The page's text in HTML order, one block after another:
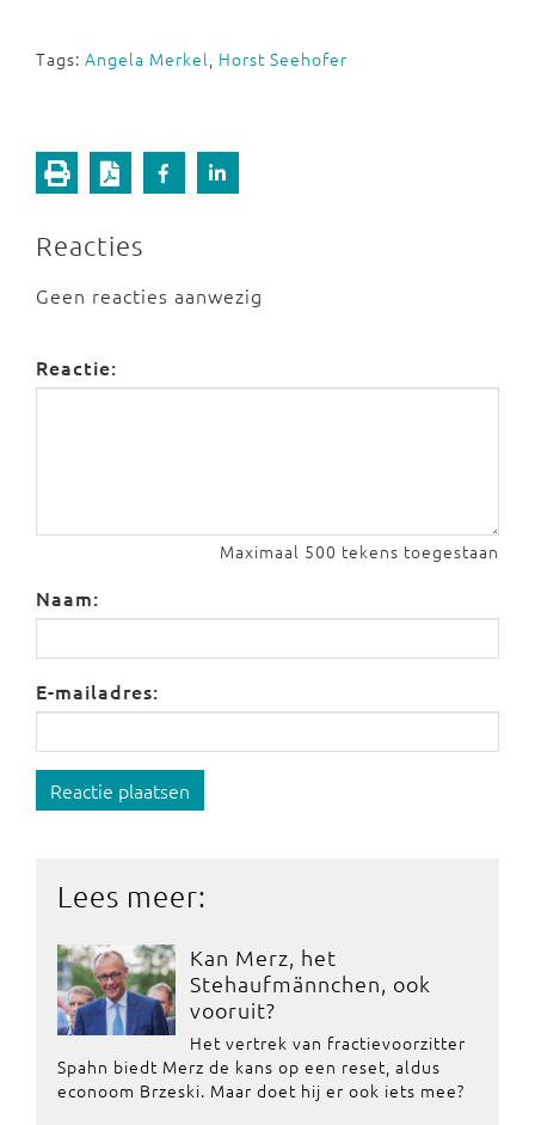
Tags: Angela Merkel, Horst Seehofer
Reacties
Geen reacties aanwezig
Reactie:
Maximaal 500 tekens toegestaan
Naam:
E-mailadres:
Reactie plaatsen
Lees meer:
Kan Merz, het
Stehaufmännchen, ook
vooruit?
Het vertrek van fractievoorzitter
Spahn biedt Merz de kans op een reset, aldus
econoom Brzeski. Maar doet hij er ook iets mee?